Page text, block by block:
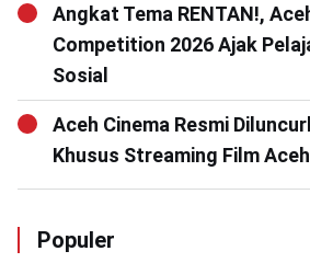
Angkat Tema RENTAN!,
Competition 2026 Ajak
Sosial
Aceh Cinema Resmi
Khusus Streaming Film Aceh
Populer